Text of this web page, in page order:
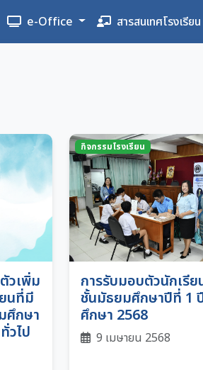
e-Office สารสนเทศโรงเรียน
วเพิ่ม
นที่มี
ศึกษา
วไป
กิจกรรมโรงเรียน
การรับมอบตัวนักเรีย
ชั้นมัธยมศึกษาปีที่ 1
ศึกษา 2568
9 เมษายน 2568